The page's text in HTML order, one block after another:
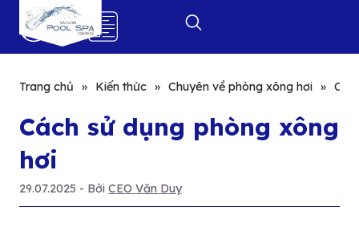
0
Trang chủ » Kiến thức » Chuyên về phòng xông hơi »
Cách sử dụng phòng xông
hơi
29.07.2025 - Bởi CEO Văn Duy